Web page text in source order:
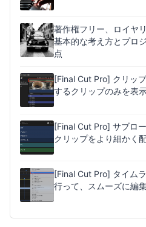
著作権フリー、ロイヤ
基本的な考え方とプロ
点
[Final Cut Pro] クリッ
するクリップのみを表
[Final Cut Pro] サブロ
クリップをより細かく
[Final Cut Pro] タイム
行って、スムーズに編